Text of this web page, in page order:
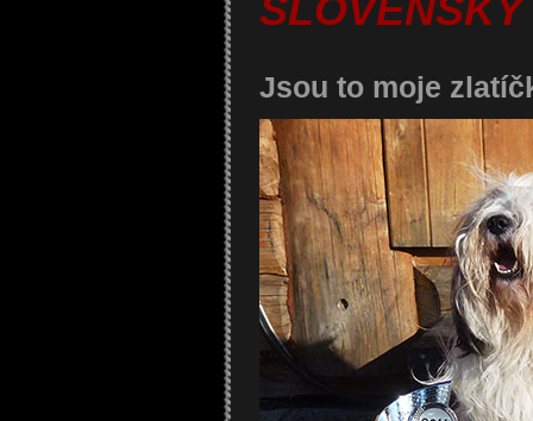
Jsou to moje